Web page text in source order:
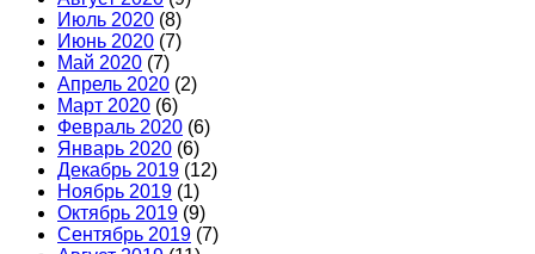
Июль 2020 (8)
Июнь 2020 (7)
Май 2020 (7)
Апрель 2020 (2)
Март 2020 (6)
Февраль 2020 (6)
Январь 2020 (6)
Декабрь 2019 (12)
Ноябрь 2019 (1)
Октябрь 2019 (9)
Сентябрь 2019 (7)